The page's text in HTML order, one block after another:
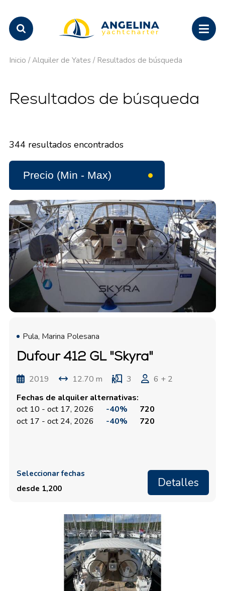
Inicio / Alquiler de Yates / Resultados de búsqueda
Resultados de búsqueda
344 resultados encontrados
Pula, Marina Polesana
Dufour 412 GL "Skyra"
2019 12.70 m 3
6 + 2
Fechas de alquiler alternativas:
oct 10 - oct 17, 2026
-40%
720
oct 17 - oct 24, 2026
-40% 720
Seleccionar fechas
desde 1,200
Detalles